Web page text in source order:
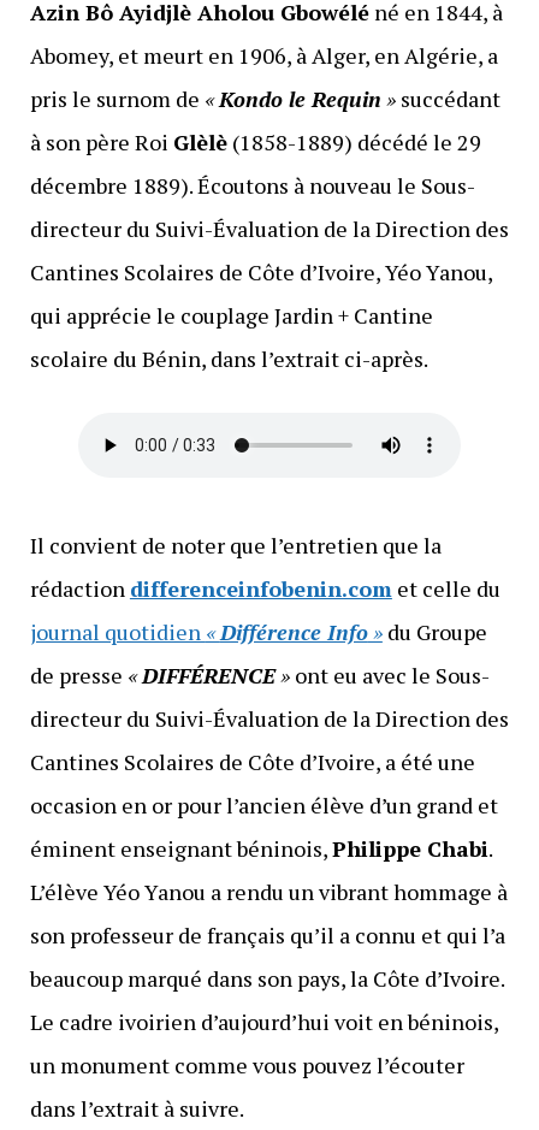
Azin Bô Ayidjlè Aholou Gbowéléné en 1844, à
Abomey, et meurt en 1906, à Alger, en Algérie, a
pris le surnom de «Kondo le Requin »succédant
à son père Roi Glèlè(1858-1889) décédé le 29
décembre 1889). Écoutons à nouveau le Sous-
directeur du Suivi-Évaluation de la Direction des
Cantines Scolaires de Côte d’Ivoire, Yéo Yanou,
qui apprécie le couplage Jardin + Cantine
scolaire du Bénin, dans l’extrait ci-après.
Il convient de noter que l’entretien que la
rédaction differenceinfobenin.com et celle du
journal quotidien «Différence Info»du Groupe
de presse «DIFFÉRENCE»ont eu avec le Sous-
directeur du Suivi-Évaluation de la Direction des
Cantines Scolaires de Côte d’Ivoire, a été une
occasion en or pour l’ancien élève d’un grand et
éminent enseignant béninois,Philippe Chabi.
L’élève Yéo Yanou a rendu un vibrant hommage à
son professeur de français qu’il a connu et qui l’a
beaucoup marqué dans son pays, la Côte d’Ivoire.
Le cadre ivoirien d’aujourd’hui voit en béninois,
un monument comme vous pouvez l’écouter
dans l’extrait à suivre.